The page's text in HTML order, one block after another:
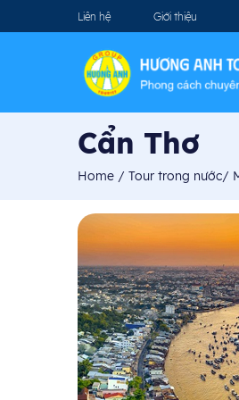
Liên hệ Giới thiệu
Cẩn Thơ
Home / Tour trong nước/